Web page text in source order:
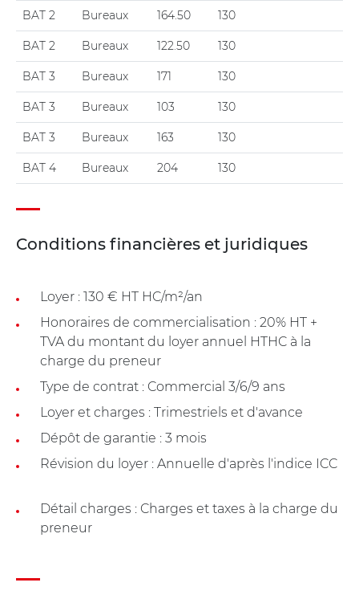
BAT 2 Bureaux 164.50 130
BAT 2 Bureaux 122.50 130
BAT 3 Bureaux 171 130
BAT 3 Bureaux 103 130
BAT 3 Bureaux 163 130
BAT 4 Bureaux 204 130
Conditions financières et juridiques
Loyer : 130 € HT HC/m²/an
Honoraires de commercialisation : 20% HT +
TVA du montant du loyer annuel HTHC à la
charge du preneur
Type de contrat : Commercial 3/6/9 ans
Loyer et charges : Trimestriels et d'avance
Dépôt de garantie : 3 mois
Révision du loyer : Annuelle d'après l'indice ICC
Détail charges : Charges et taxes à la charge du
preneur